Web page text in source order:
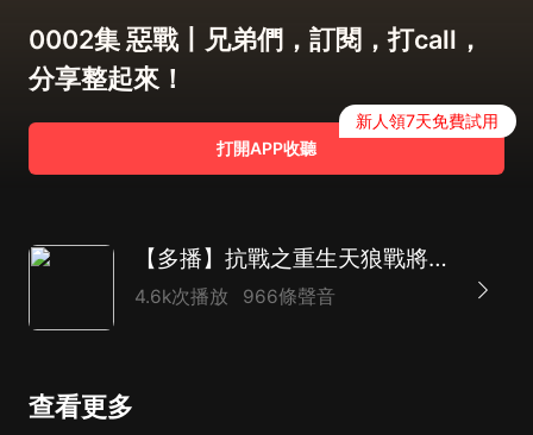
0002集 惡戰丨兄弟們，訂閱，打call，
分享整起來！
打開APP收聽
新人領7天免費試用
【多播】抗戰之重生天狼戰將丨全書
4.6k次播放 966條聲音
查看更多